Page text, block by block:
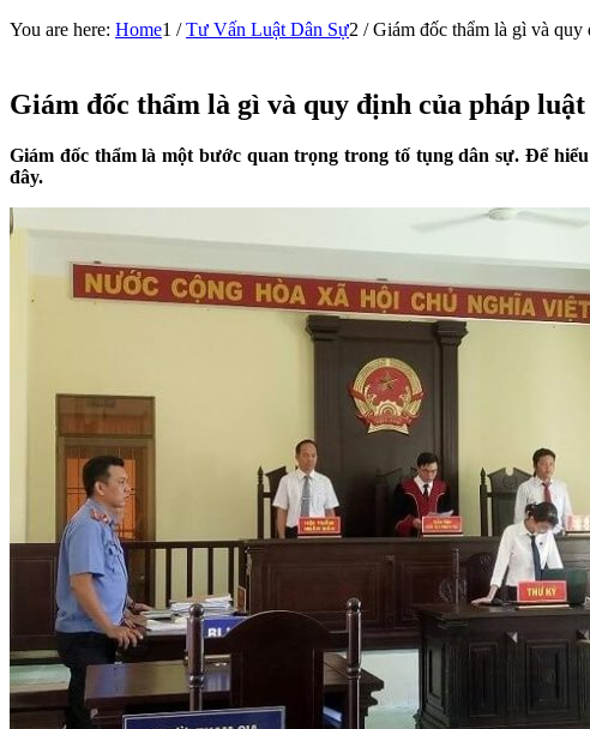
You are here: Home1 / Tư Vấn Luật Dân Sự2 / Giám đốc thẩm là gì và quy
Giám đốc thẩm là gì và quy định của pháp
Giám đốc thẩm là một bước quan trọng trong tố tụng dân sự. Để
đây.